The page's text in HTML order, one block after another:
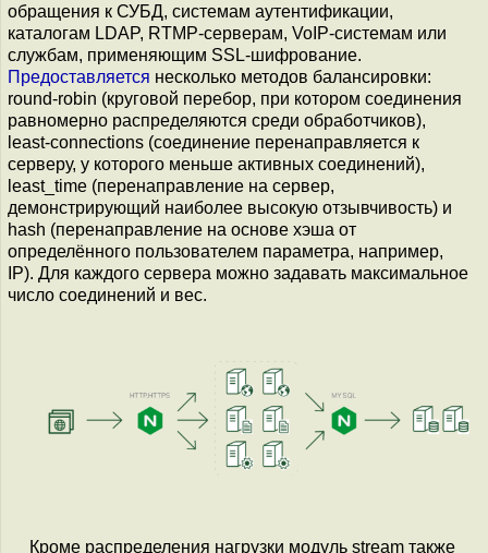
обращения к СУБД, системам аутентификации,
каталогам LDAP, RTMP-серверам, VoIP-системам или
службам, применяющим SSL-шифрование.
Предоставляется несколько методов балансировки:
round-robin (круговой перебор, при котором соединения
равномерно распределяются среди обработчиков),
least-connections (соединение перенаправляется к
серверу, у которого меньше активных соединений),
least_time (перенаправление на сервер,
демонстрирующий наиболее высокую отзывчивость) и
hash (перенаправление на основе хэша от
определённого пользователем параметра, например,
IP). Для каждого сервера можно задавать максимальное
число соединений и вес.
Кроме распределения нагрузки модуль stream также